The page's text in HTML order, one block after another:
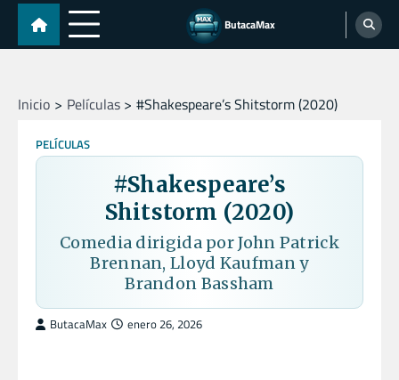
Skip
content
ButacaMax
Inicio Películas #Shakespeare’s Shitstorm (2020)
PELÍCULAS
#Shakespeare’s
Shitstorm (2020)
Comedia dirigida por John Patrick
Brennan, Lloyd Kaufman y
Brandon Bassham
ButacaMax enero 26, 2026